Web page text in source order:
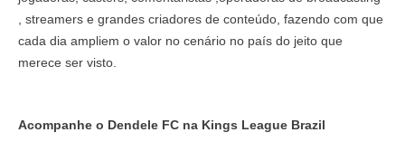
, streamers e grandes criadores de conteúdo, fazendo com que
cada dia ampliem o valor no cenário no país do jeito que
merece ser visto.
Acompanhe o Dendele FC na Kings League Brazil